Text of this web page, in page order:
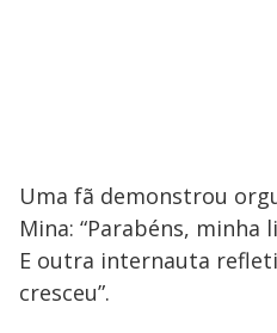
Uma fã demonstrou
Mina: “Parabéns, minha
E outra internauta
cresceu”.